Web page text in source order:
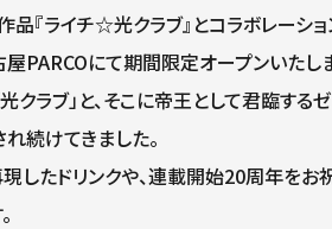
『ライチ☆光クラブ』とコラボレー
屋PARCOにて期間限定オープンいたし
クラブ」と、そこに帝王として君臨す
続けてきました。
したドリンクや、連載開始20周年を